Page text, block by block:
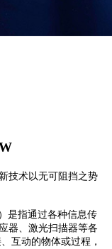
技术以无可阻挡之势
是指通过各种信息传
器、激光扫描器等各
互动的物体或过程，